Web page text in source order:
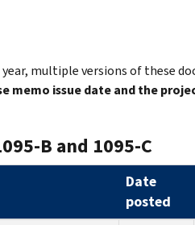
multiple versions of these
memo issue date and the
B and 1095-C
Date
posted